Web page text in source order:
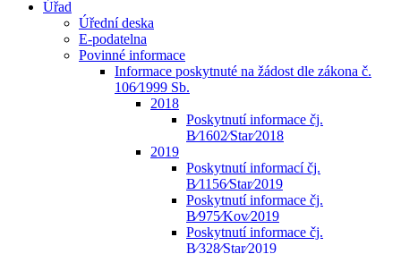
Úřad
Úřední deska
E-podatelna
Povinné informace
Informace poskytnuté na žádost dle zákona č.
106⁄1999 Sb.
2018
Poskytnutí informace čj.
B⁄1602⁄Star⁄2018
2019
Poskytnutí informací čj.
B⁄1156⁄Star⁄2019
Poskytnutí informace čj.
B⁄975⁄Kov⁄2019
Poskytnutí informace čj.
B⁄328⁄Star⁄2019